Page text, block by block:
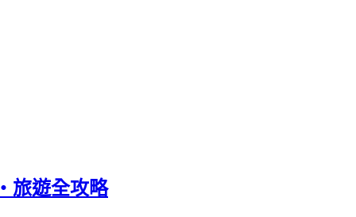
旅遊全攻略